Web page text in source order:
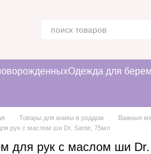
Одежда для
Товары для мамы в роддом Важные
рук с маслом ши Dr. Sante, 75мл
для рук с маслом ши